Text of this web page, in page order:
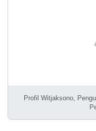
Profil Witjaksono,